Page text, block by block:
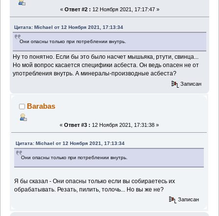
« Ответ #2 : 12 Ноября 2021, 17:17:47 »
Цитата: Michael от 12 Ноября 2021, 17:13:34
Они опасны только при потреблении внутрь.
Ну то понятно. Если бы это было насчет мышьяка, ртути, свинца...
Но мой вопрос касается специфики асбеста. Он ведь опасен не от
употребления внутрь. А минералы-производные асбеста?
Записан
Barabas
« Ответ #3 : 12 Ноября 2021, 17:31:38 »
Цитата: Michael от 12 Ноября 2021, 17:13:34
Они опасны только при потреблении внутрь.
Я бы сказал - Они опасны только если вы собираетесь их
обрабатывать. Резать, пилить, толочь... Но вы же не?
Записан